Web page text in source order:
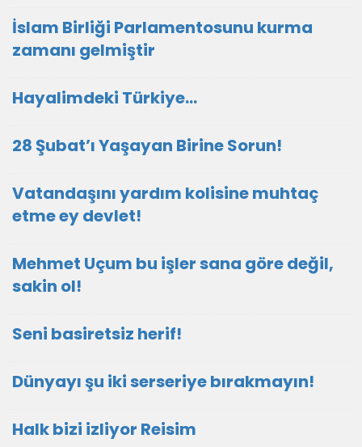
İslam Birliği Parlamentosunu kurma
zamanı gelmiştir
Hayalimdeki Türkiye…
28 Şubat’ı Yaşayan Birine Sorun!
Vatandaşını yardım kolisine muhtaç
etme ey devlet!
Mehmet Uçum bu işler sana göre değil,
sakin ol!
Seni basiretsiz herif!
Dünyayı şu iki serseriye bırakmayın!
Halk bizi izliyor Reisim